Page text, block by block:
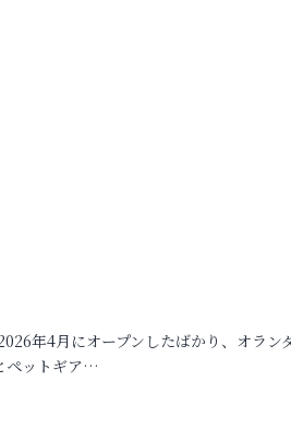
年4月にオープンしたばかり、オラン
ペットギア…